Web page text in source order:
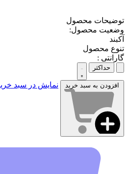
توضیحات محصول
وضعیت محصول:
آکبند
تنوع محصول
گارانتی :
حداکثر
افزودن به سبد خرید نمایش در سبد خرید